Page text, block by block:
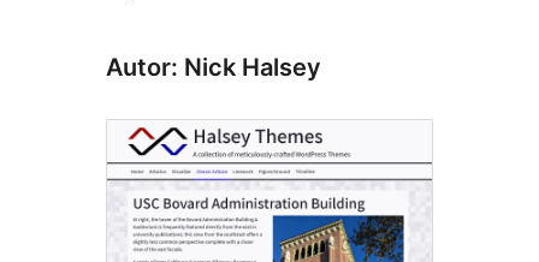
Autor: Nick Halsey